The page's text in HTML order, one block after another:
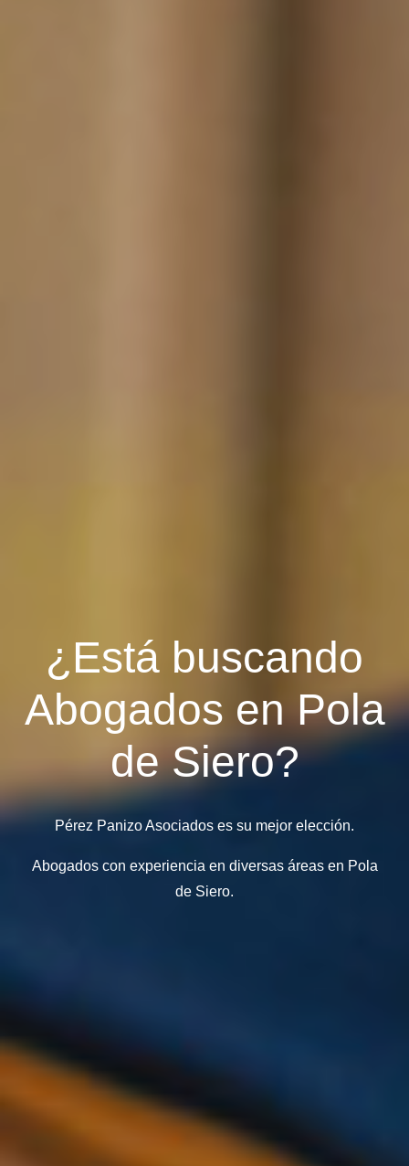
¿Está buscando
Abogados en Pola
de Siero?
Pérez Panizo Asociados es su mejor elección.
Abogados con experiencia en diversas áreas en Pola
de Siero.